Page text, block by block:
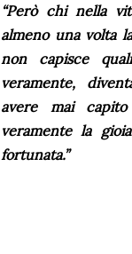
“Però chi nella
almeno una volta
non capisce
veramente,
avere mai
veramente la
fortunata.”